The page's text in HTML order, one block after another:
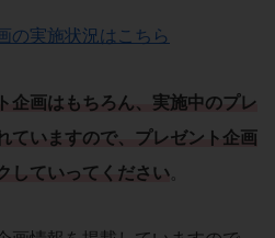
の実施状況はこちら
企画はもちろん、実施中のプレ
ていますので、プレゼント企画
していってください